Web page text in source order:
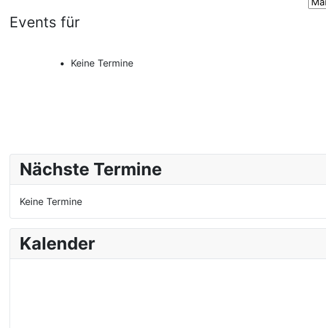
Events für
Keine Termine
Nächste Termine
Keine Termine
Kalender